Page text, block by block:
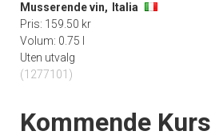
Musserende vin,
Italia
Pris: 159.50 kr
Volum: 0.75 l
Uten utvalg
(1277101)
Events
Kommende Kurs